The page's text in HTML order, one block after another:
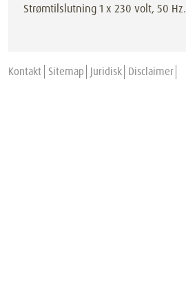
Strømtilslutning 1 x 230 volt, 50 Hz.
Kontakt Sitemap Juridisk Disclaimer